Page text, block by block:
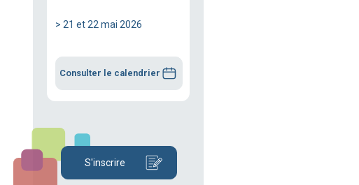
> 21 et 22 mai 2026
Consulter le calendrier
S'inscrire